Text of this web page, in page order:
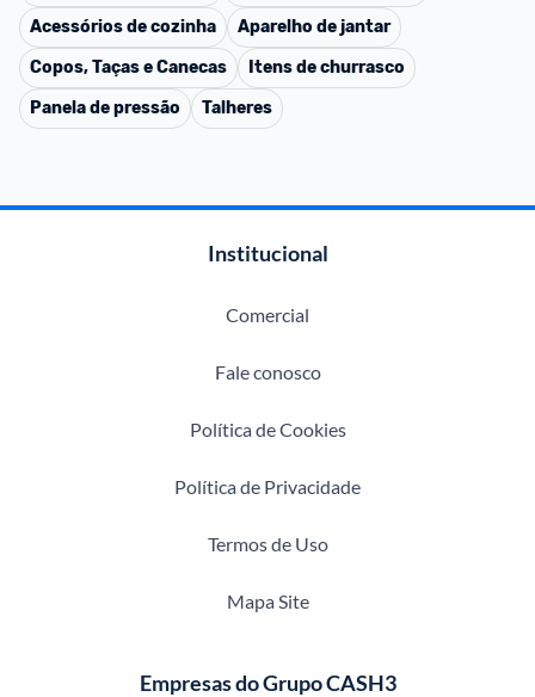
Acessórios de cozinha
Aparelho de jantar
Copos, Taças e Canecas
Itens de churrasco
Panela de pressão
Talheres
Institucional
Comercial
Fale conosco
Política de Cookies
Política de Privacidade
Termos de Uso
Mapa Site
Empresas do Grupo CASH3